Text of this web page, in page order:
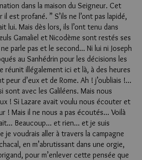
dans la maison du Seigneur. Cet
est profané. ” S’ils ne l’ont pas lapidé,
lui. Mais dès lors, ils l’ont tenu dans
Gamaliel et Nicodème sont restés ses
parle pas et le second… Ni lui ni Joseph
au Sanhédrin pour les décisions les
réunit illégalement ici et là, à des heures
peur d’eux et de Rome. Ah ! j’oubliais !…
sont avec les Galiléens. Mais nous
! Si Lazare avait voulu nous écouter et
! Mais il ne nous a pas écoutés… Voilà
Beaucoup… et rien… et je suis
je voudrais aller à travers la campagne
en m’abrutissant dans une orgie,
pour m’enlever cette pensée que